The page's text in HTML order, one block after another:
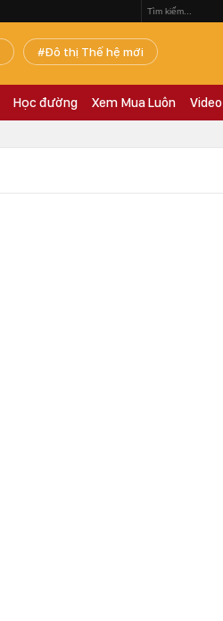
Đô thị Thế hệ mới
Học đường Xem Mua Luôn Video